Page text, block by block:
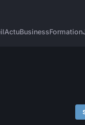
ActuBusinessFormation